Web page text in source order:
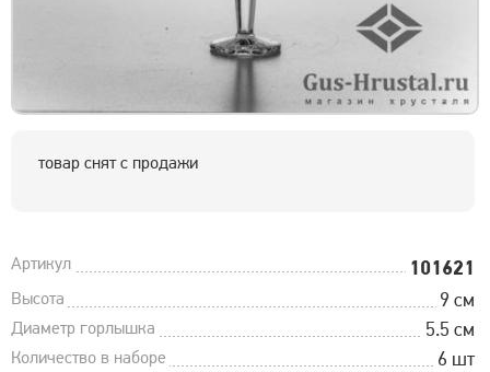
товар снят с продажи
Артикул 101621
Высота 9 см
Диаметр горлышка 5.5 см
Количество в наборе 6 шт